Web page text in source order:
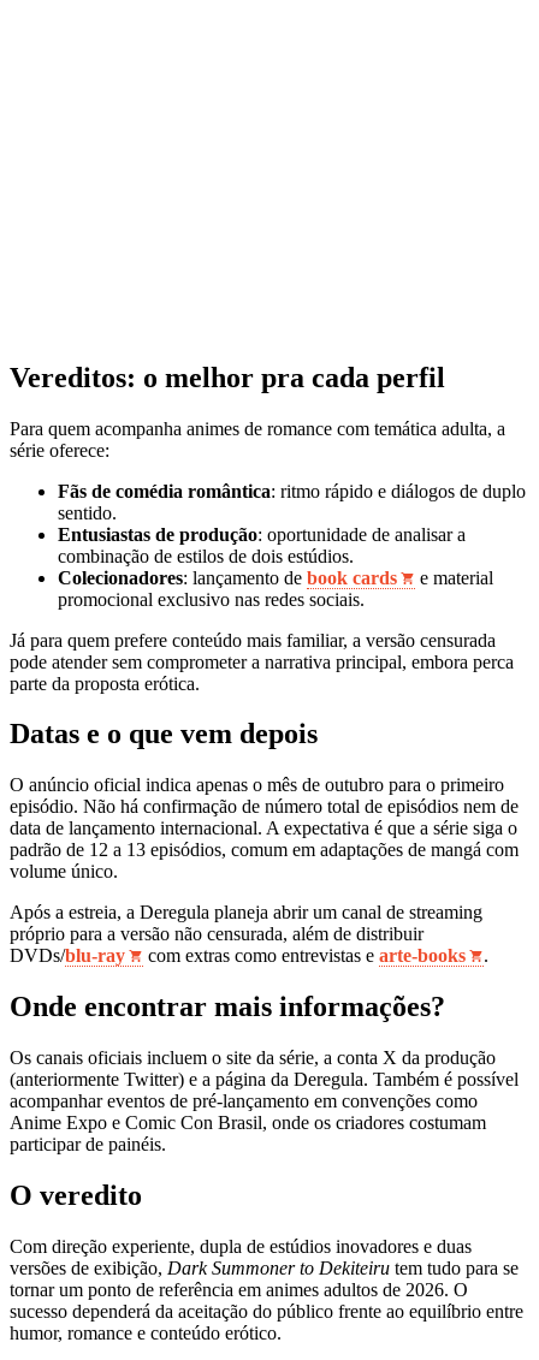
Vereditos: o melhor pra cada perfil
Para quem acompanha animes de romance com temática adulta, a
série oferece:
Fãs de comédia romântica: ritmo rápido e diálogos de duplo
sentido.
Entusiastas de produção: oportunidade de analisar a
combinação de estilos de dois estúdios.
Colecionadores: lançamento de book cards
e material
promocional exclusivo nas redes sociais.
Já para quem prefere conteúdo mais familiar, a versão censurada
pode atender sem comprometer a narrativa principal, embora perca
parte da proposta erótica.
Datas e o que vem depois
O anúncio oficial indica apenas o mês de outubro para o primeiro
episódio. Não há confirmação de número total de episódios nem de
data de lançamento internacional. A expectativa é que a série siga o
padrão de 12 a 13 episódios, comum em adaptações de mangá com
volume único.
Após a estreia, a Deregula planeja abrir um canal de streaming
próprio para a versão não censurada, além de distribuir
DVDs/blu‑ray com extras como entrevistas e arte‑books .
Onde encontrar mais informações?
Os canais oficiais incluem o site da série, a conta X da produção
(anteriormente Twitter) e a página da Deregula. Também é possível
acompanhar eventos de pré‑lançamento em convenções como
Anime Expo e Comic Con Brasil, onde os criadores costumam
participar de painéis.
O veredito
Com direção experiente, dupla de estúdios inovadores e duas
versões de exibição, Dark Summoner to Dekiteiru tem tudo para se
tornar um ponto de referência em animes adultos de 2026. O
sucesso dependerá da aceitação do público frente ao equilíbrio entre
humor, romance e conteúdo erótico.